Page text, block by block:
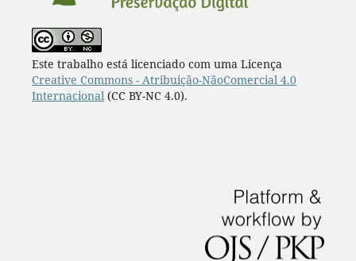
Este trabalho está licenciado com uma Licença
Creative Commons - Atribuição-NãoComercial 4.0
Internacional (CC BY-NC 4.0).